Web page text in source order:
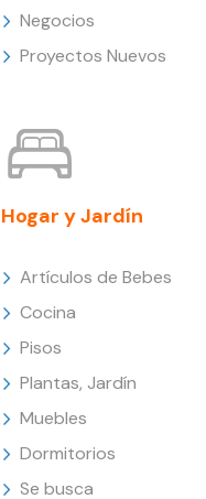
Negocios
Proyectos Nuevos
Hogar y Jardín
Artículos de Bebes
Cocina
Pisos
Plantas, Jardín
Muebles
Dormitorios
Se busca